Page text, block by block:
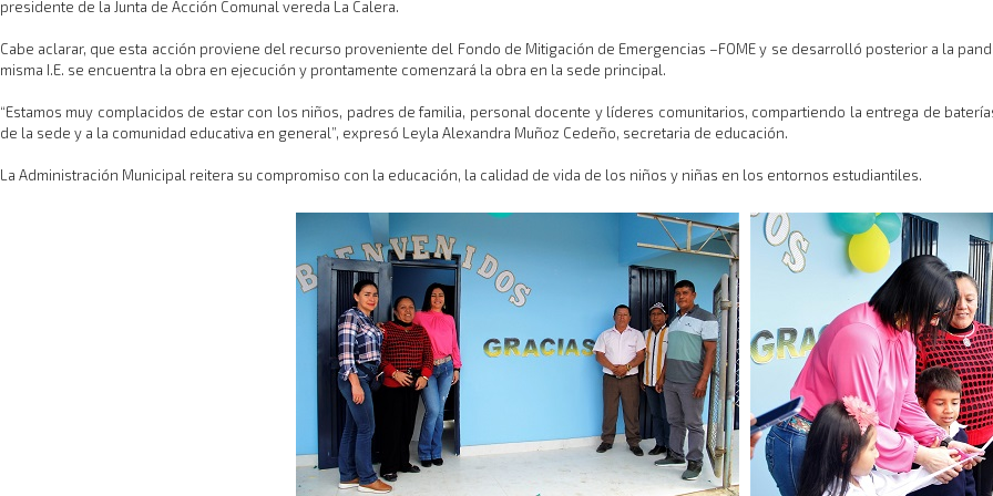
presidente de la Junta de Acción Comunal vereda La Calera.
Cabe aclarar, que esta acción proviene del recurso proveniente del Fondo de Mitigación de Emergencias –FOME y se desarrolló posterior a la
misma I.E. se encuentra la obra en ejecución y prontamente comenzará la obra en la sede principal.
“Estamos muy complacidos de estar con los niños, padres de familia, personal docente y líderes comunitarios, compartiendo la entrega de
de la sede y a la comunidad educativa en general”, expresó Leyla Alexandra Muñoz Cedeño, secretaria de educación.
La Administración Municipal reitera su compromiso con la educación, la calidad de vida de los niños y niñas en los entornos estudiantiles.